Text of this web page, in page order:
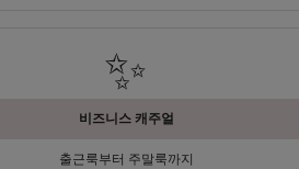
✨
비즈니스 캐주얼
출근룩부터 주말룩까지